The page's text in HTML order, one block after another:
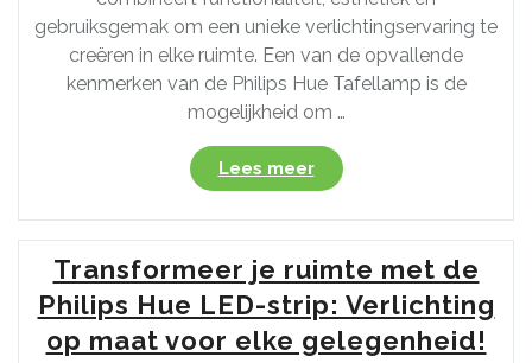
gebruiksgemak om een unieke verlichtingservaring te
creëren in elke ruimte. Een van de opvallende
kenmerken van de Philips Hue Tafellamp is de
mogelijkheid om …
Lees meer“Transformeer
uw
ruimte
met
de
Philips
Hue
Tafellamp:
Transformeer je ruimte met de
Philips Hue LED-strip: Verlichting
op maat voor elke gelegenheid!